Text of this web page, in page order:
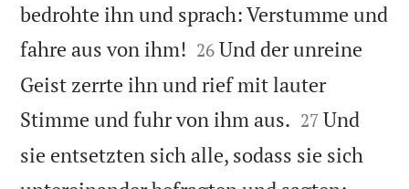
bedrohte ihn und sprach: Verstumme und
fahre aus von ihm! 

26 Und der unreine
Geist zerrte ihn und rief mit lauter
Stimme und fuhr von ihm aus. 

27 Und
sie entsetzten sich alle, sodass sie sich